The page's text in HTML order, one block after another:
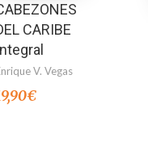
CARIBE
V. Vegas
€